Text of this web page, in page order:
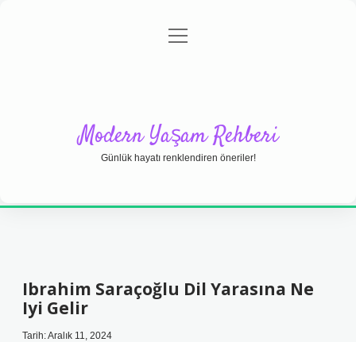
Gizlilik Politikası
menüyü
Modern Yaşam Rehberi
Günlük hayatı renklendiren öneriler!
Ibrahim Saraçoğlu Dil Yarasına Ne
Iyi Gelir
Tarih: Aralık 11, 2024